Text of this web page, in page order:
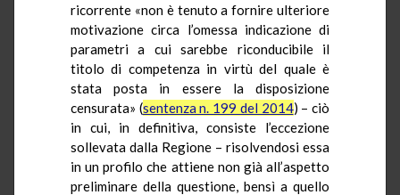
ricorrente «non è tenuto a fornire ulteriore
motivazione circa l’omessa indicazione di
parametri a cui sarebbe riconducibile il
titolo di competenza in virtù del quale è
stata posta in essere la disposizione
censurata» (sentenza n. 199 del 2014) – ciò
in cui, in definitiva, consiste l’eccezione
sollevata dalla Regione – risolvendosi essa
in un profilo che attiene non già all’aspetto
preliminare della questione, bensì a quello